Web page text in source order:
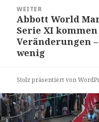
WEITER
Nächster
Beitrag:
Abbott World
Serie XI
Veränderungen
wenig
Stolz präsentiert von